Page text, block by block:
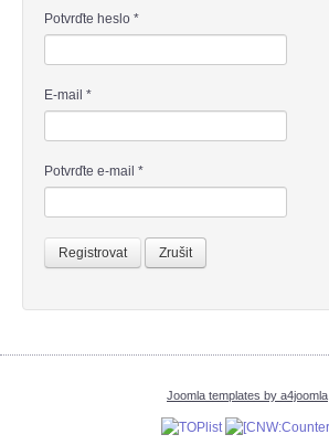
Potvrďte heslo *
E-mail *
Potvrďte e-mail *
Registrovat Zrušit
Joomla templates by a4joomla